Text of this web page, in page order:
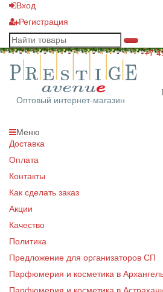
Вход
Регистрация
Оптовый интернет-магазин
+7
Меню
Доставка
Оплата
Контакты
Как сделать заказ
Акции
Качество
Политика
Предложение для организаторов СП
Парфюмерия и косметика в